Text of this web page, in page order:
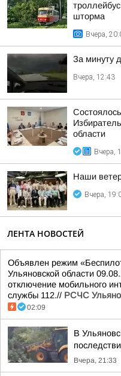
шторма
Вчера,
За минуту
Вчера, 12:43
области
Вчера,
Наши
Вчера,
ЛЕНТА НОВОСТЕЙ
Объявлен режим
Ульяновской области
отключение мобильного
службы 112.// РСЧС
02:09
В
Вчера, 21:33